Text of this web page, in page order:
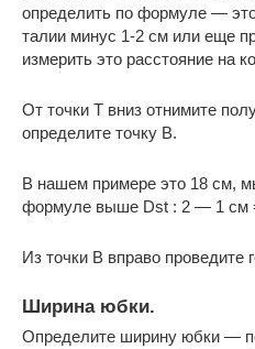
определить по формуле —
талии минус 1-2 см или еще
измерить это расстояние на
От точки Т вниз отнимите
определите точку В.
В нашем примере это 18 см,
формуле выше Dst : 2 — 1 см
Из точки B вправо проведите
Ширина юбки.
Определите ширину юбки —